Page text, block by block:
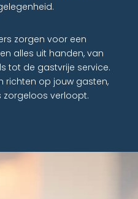
zorgen voor een
alles uit handen, van
tot de gastvrije service.
richten op jouw gasten,
zorgeloos verloopt.